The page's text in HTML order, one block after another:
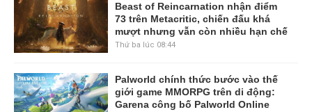
Beast of Reincarnation nhận điểm
73 trên Metacritic, chiến đấu khá
mượt nhưng vẫn còn nhiều hạn chế
Thứ ba lúc 08:44
Palworld chính thức bước vào thế
giới game MMORPG trên di động:
Garena công bố Palworld Online